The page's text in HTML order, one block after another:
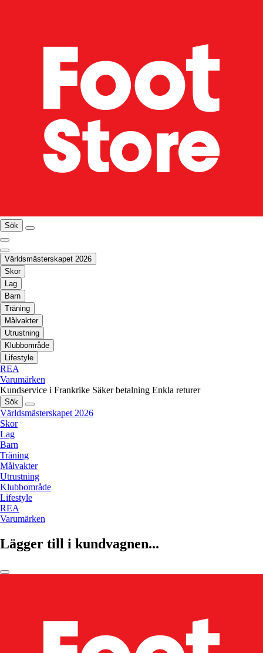
Sök
Världsmästerskapet 2026
Skor
Lag
Barn
Träning
Målvakter
Utrustning
Klubbområde
Lifestyle
REA
Varumärken
Kundservice i Frankrike Säker betalning Enkla returer
Sök
Världsmästerskapet 2026
Skor
Lag
Barn
Träning
Målvakter
Utrustning
Klubbområde
Lifestyle
REA
Varumärken
Lägger till i kundvagnen...